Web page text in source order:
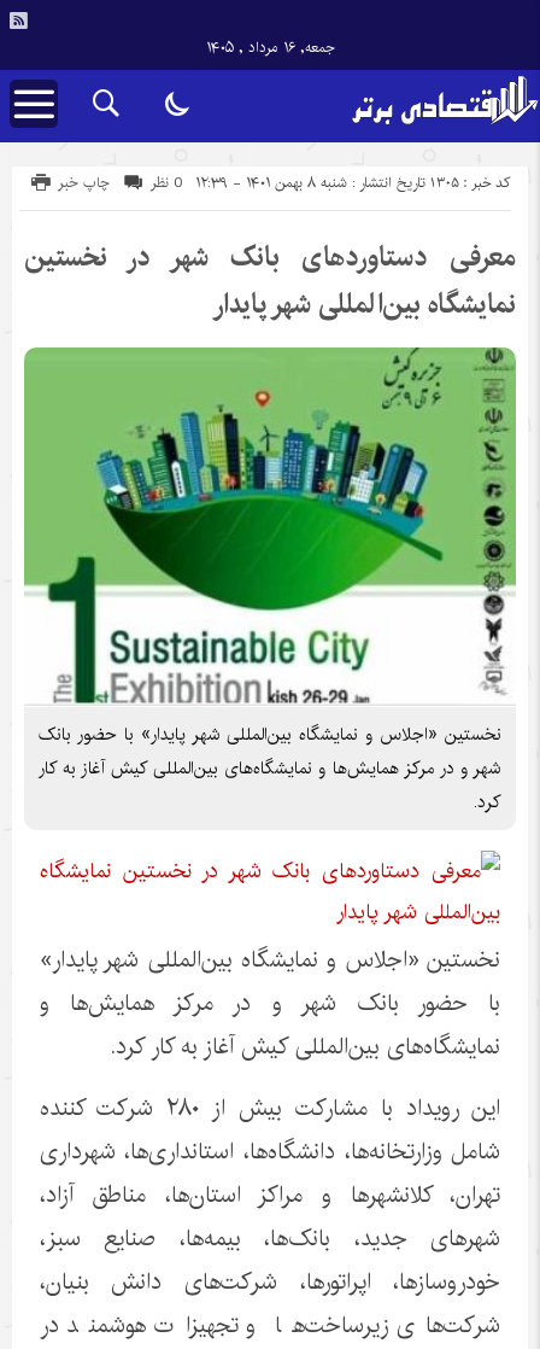
جمعه, ۱۶ مرداد , ۱۴۰۵
تاریخ انتشار : شنبه ۸ بهمن ۱۴۰۱ - ۱۲:۳۹ کد خبر : 1305 چاپ خبر 0 نظر
معرفی دستاوردهای بانک شهر در نخستین
نمایشگاه بین‌المللی شهر پایدار
نخستین «اجلاس و نمایشگاه بین‌المللی شهر پایدار» با حضور بانک
شهر و در مرکز همایش‌ها و نمایشگاه‌های بین‌المللی کیش آغاز به کار
کرد.
نخستین «اجلاس و نمایشگاه بین‌المللی شهر پایدار»
با حضور بانک شهر و در مرکز همایش‌ها و
نمایشگاه‌های بین‌المللی کیش آغاز به کار کرد.
این رویداد با مشارکت بیش از ۲۸۰ شرکت کننده
شامل وزارتخانه‌ها، دانشگاه‌ها، استانداری‌ها، شهرداری
تهران، کلانشهرها و مراکز استان‌ها، مناطق آزاد،
شهرهای جدید، بانک‌ها، بیمه‌ها، صنایع سبز،
خودروسازها، اپراتورها، شرکت‌های دانش بنیان،
شرکت‌های زیرساخت‌ها و تجهیزات هوشمند در